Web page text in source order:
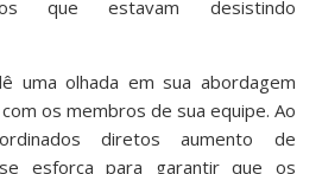
que estavam desistindo
uma olhada em sua abordagem
os membros de sua equipe. Ao
diretos aumento de
esforça para garantir que os